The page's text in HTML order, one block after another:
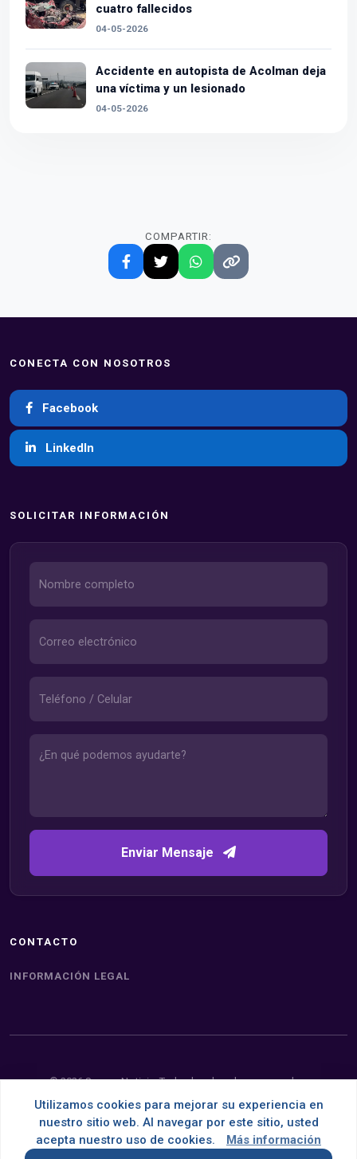
cuatro fallecidos
04-05-2026
Accidente en autopista de Acolman deja
una víctima y un lesionado
04-05-2026
COMPARTIR:
CONECTA CON NOSOTROS
Facebook
LinkedIn
SOLICITAR INFORMACIÓN
Enviar Mensaje
CONTACTO
INFORMACIÓN LEGAL
© 2026 Somos Noticia. Todos los derechos reservados.
Desarrollado con por OMNES
Utilizamos cookies para mejorar su experiencia en
nuestro sitio web. Al navegar por este sitio, usted
acepta nuestro uso de cookies.
Más información